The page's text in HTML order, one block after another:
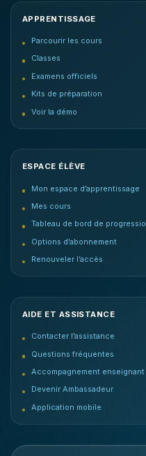
APPRENTISSAGE
Parcourir les cours
Classes
Examens officiels
Kits de préparation
Voir la démo
ESPACE ÉLÈVE
Mon espace d’apprentissage
Mes cours
Tableau de bord de
Options d’abonnement
Renouveler l’accès
AIDE ET ASSISTANCE
Contacter l’assistance
Questions fréquentes
Accompagnement enseignant
Devenir Ambassadeur
Application mobile